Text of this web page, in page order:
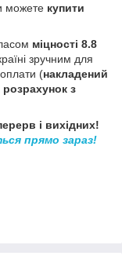
можете купити
міцності 8.8
зручним для
(накладений
розрахунок з
і вихідних!
прямо зараз!